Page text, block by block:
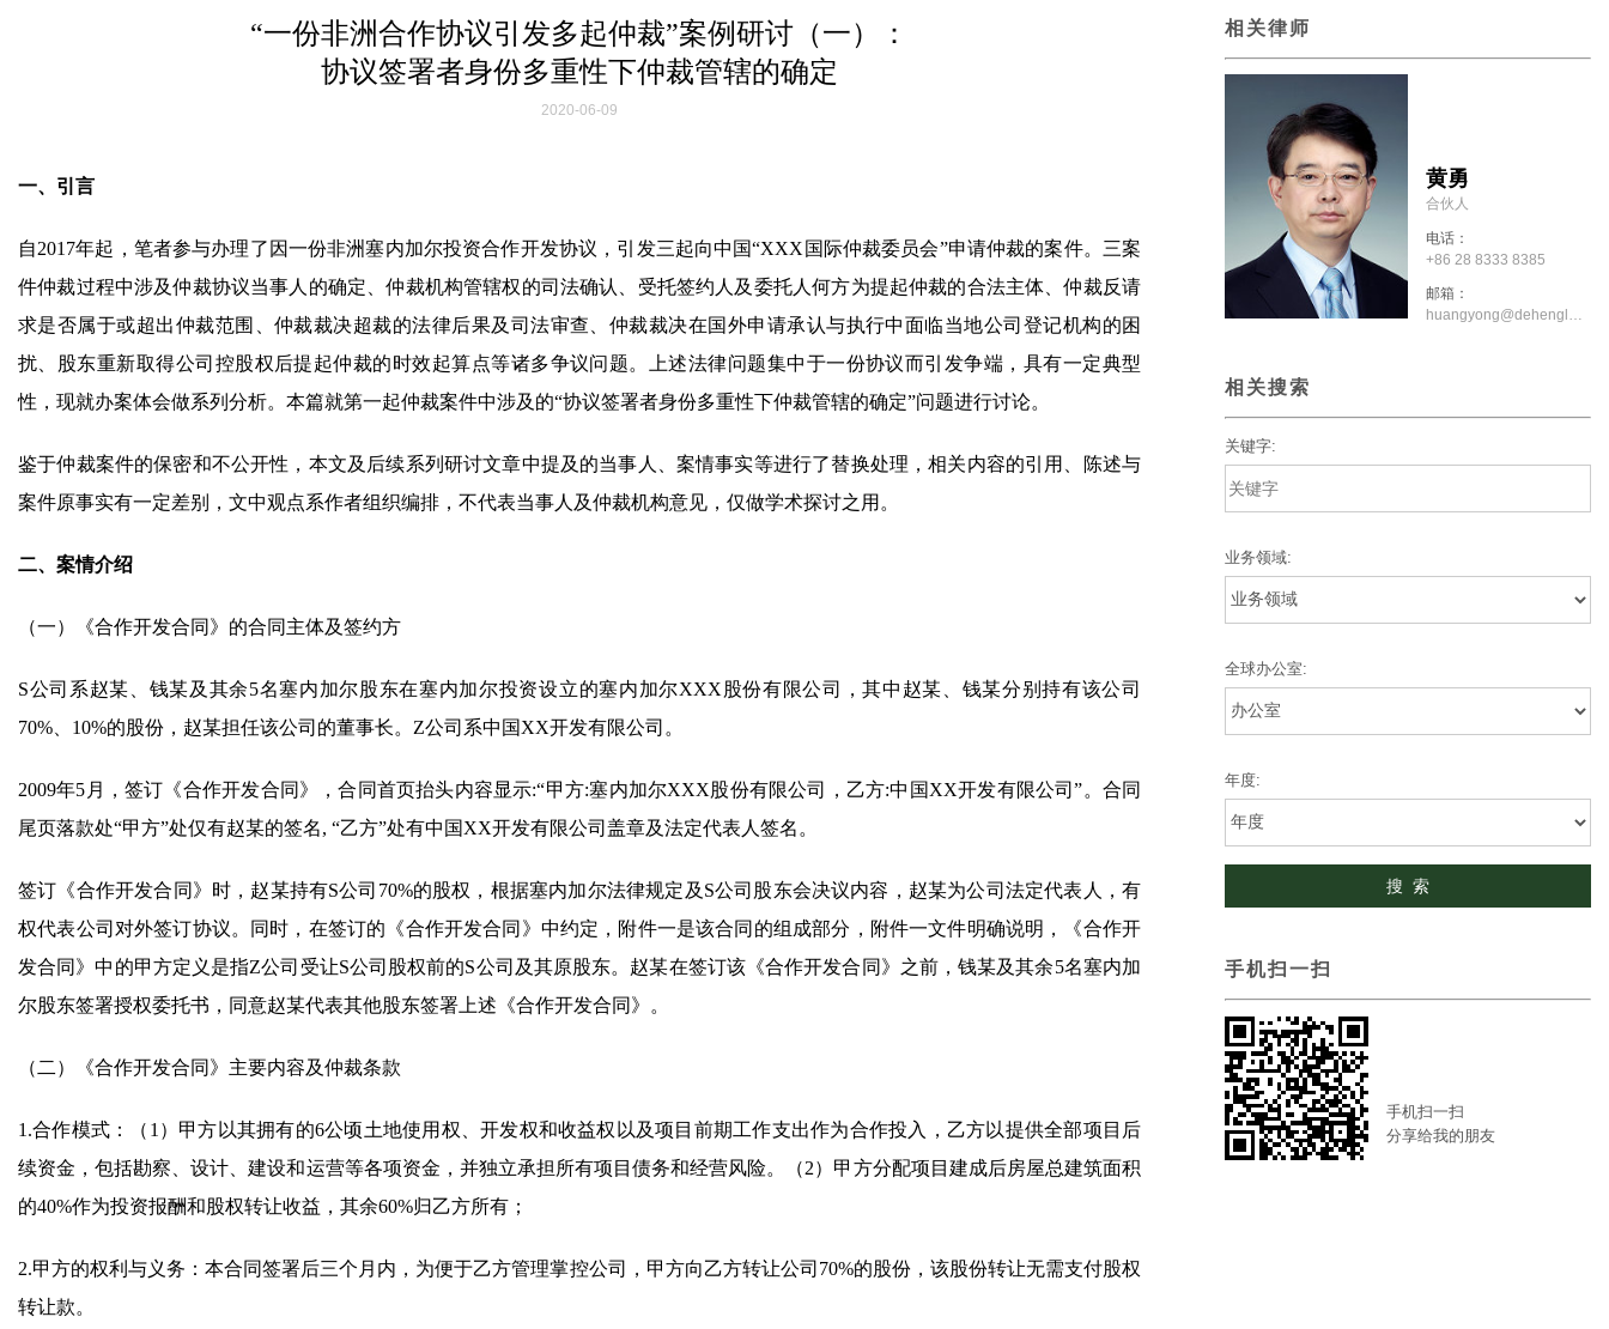
“一份非洲合作协议引发多起仲裁”案例研讨（一）：
协议签署者身份多重性下仲裁管辖的确定
2020-06-09
一、引言
自2017年起，笔者参与办理了因一份非洲塞内加尔投资合作开发协议，引发三起向中国“XXX国际仲裁委员会”申请仲裁的案件。三案
件仲裁过程中涉及仲裁协议当事人的确定、仲裁机构管辖权的司法确认、受托签约人及委托人何方为提起仲裁的合法主体、仲裁反请
求是否属于或超出仲裁范围、仲裁裁决超裁的法律后果及司法审查、仲裁裁决在国外申请承认与执行中面临当地公司登记机构的困
扰、股东重新取得公司控股权后提起仲裁的时效起算点等诸多争议问题。上述法律问题集中于一份协议而引发争端，具有一定典型
性，现就办案体会做系列分析。本篇就第一起仲裁案件中涉及的“协议签署者身份多重性下仲裁管辖的确定”问题进行讨论。
鉴于仲裁案件的保密和不公开性，本文及后续系列研讨文章中提及的当事人、案情事实等进行了替换处理，相关内容的引用、陈述与
案件原事实有一定差别，文中观点系作者组织编排，不代表当事人及仲裁机构意见，仅做学术探讨之用。
二、案情介绍
（一）《合作开发合同》的合同主体及签约方
S公司系赵某、钱某及其余5名塞内加尔股东在塞内加尔投资设立的塞内加尔XXX股份有限公司，其中赵某、钱某分别持有该公司
70%、10%的股份，赵某担任该公司的董事长。Z公司系中国XX开发有限公司。
2009年5月，签订《合作开发合同》，合同首页抬头内容显示:“甲方:塞内加尔XXX股份有限公司，乙方:中国XX开发有限公司”。合同
尾页落款处“甲方”处仅有赵某的签名, “乙方”处有中国XX开发有限公司盖章及法定代表人签名。
签订《合作开发合同》时，赵某持有S公司70%的股权，根据塞内加尔法律规定及S公司股东会决议内容，赵某为公司法定代表人，有
权代表公司对外签订协议。同时，在签订的《合作开发合同》中约定，附件一是该合同的组成部分，附件一文件明确说明，《合作开
发合同》中的甲方定义是指Z公司受让S公司股权前的S公司及其原股东。赵某在签订该《合作开发合同》之前，钱某及其余5名塞内加
尔股东签署授权委托书，同意赵某代表其他股东签署上述《合作开发合同》。
（二）《合作开发合同》主要内容及仲裁条款
1.合作模式：（1）甲方以其拥有的6公顷土地使用权、开发权和收益权以及项目前期工作支出作为合作投入，乙方以提供全部项目后
续资金，包括勘察、设计、建设和运营等各项资金，并独立承担所有项目债务和经营风险。（2）甲方分配项目建成后房屋总建筑面积
的40%作为投资报酬和股权转让收益，其余60%归乙方所有；
2.甲方的权利与义务：本合同签署后三个月内，为便于乙方管理掌控公司，甲方向乙方转让公司70%的股份，该股份转让无需支付股权
转让款。
相关律师
黄勇
合伙人
电话：
+86 28 8333 8385
邮箱：
huangyong@dehenglaw.com
相关搜索
关键字:
业务领域:
全球办公室:
年度:
手机扫一扫
手机扫一扫
分享给我的朋友